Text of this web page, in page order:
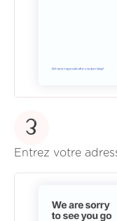
3
Entrez votre